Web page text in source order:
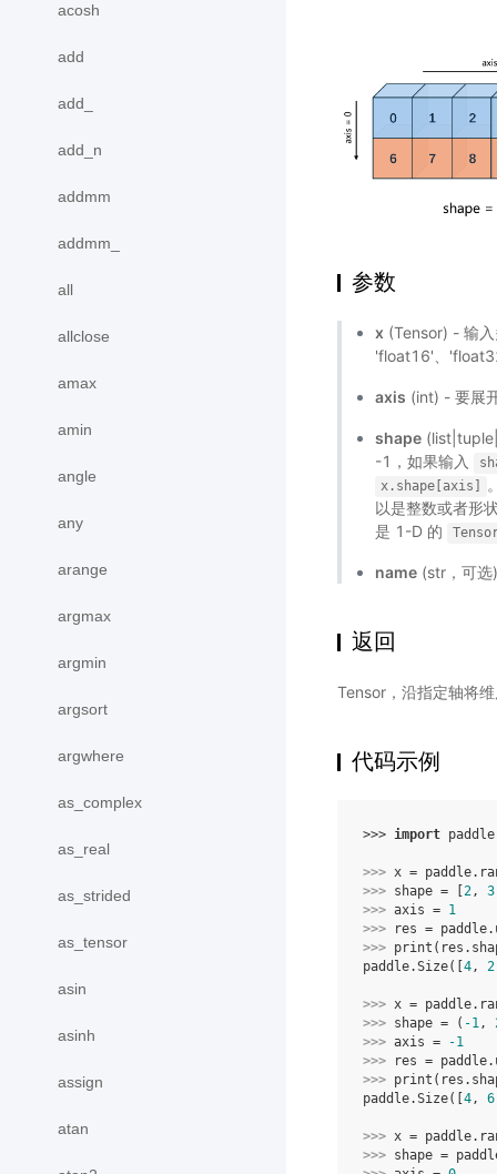
acosh
add
add_
add_n
addmm
addmm_
all
allclose
amax
amin
angle
any
arange
argmax
argmin
argsort
argwhere
as_complex
as_real
as_strided
as_tensor
asin
asinh
assign
atan
参数
x (Tensor) - 输
'float16'、
axis (int) - 要展
shape
-1，如果输入
x.shape[axis]
以是整数或者形
是 1-D 的
name (str，可
返回
Tensor，沿指定轴将
代码示例
>>> import paddle
>>> x = paddle.
>>> shape = 2, 3
>>> axis = 1
>>>
res = paddle.
>>> print ( res .
paddle.Size([ 4, 2
>>> x = paddle.
>>> shape = ( -1,
>>> axis = -1
>>>
res = paddle.
>>> print ( res .
paddle.Size([ 4, 6
>>> x = paddle.
>>> shape =